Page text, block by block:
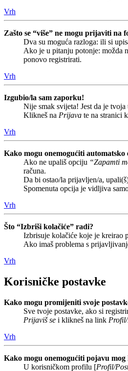
Vrh
Zašto se “više” ne mogu prijaviti na
Dva su moguća razloga: ili si
Ako je u pitanju potonje: možda
ponovo registrirati.
Vrh
Izgubio/la sam zaporku!
Nije smak svijeta! Jest da je
Klikneš na Prijava te na stranici
Vrh
Kako mogu onemogućiti
Ako ne upališ opciju “Zapamti
računa.
Da bi ostao/la prijavljen/a,
Spomenuta opcija je vidljiva
Vrh
Što “Izbriši kolačiće” radi?
Izbrisuje kolačiće koje je kreirao
Ako imaš problema s
Vrh
Korisničke postavke
Kako mogu promijeniti svoje
Sve tvoje postavke, ako si
Prijaviš se i klikneš na link
Vrh
Kako mogu onemogućiti pojavu
U korisničkom profilu [Profil/